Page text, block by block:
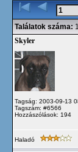
Találatok száma:
Skyler
Tagság: 2003-09-13
Tagszám: #6566
Hozzászólások: 194
Haladó